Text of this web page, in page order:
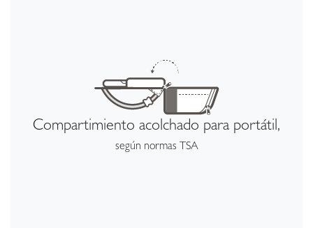
Compartimiento acolchado para portátil,
según normas TSA